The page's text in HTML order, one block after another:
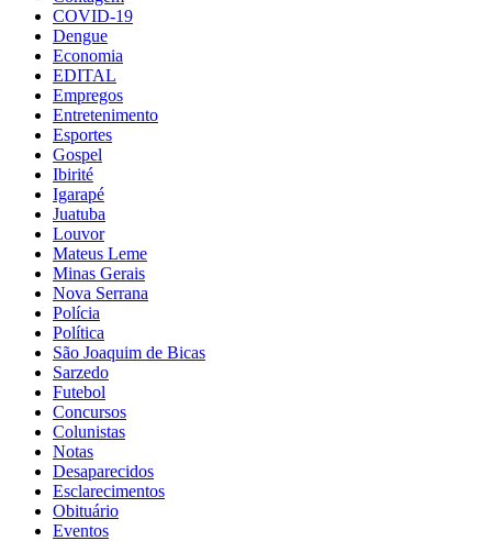
COVID-19
Dengue
Economia
EDITAL
Empregos
Entretenimento
Esportes
Gospel
Ibirité
Igarapé
Juatuba
Louvor
Mateus Leme
Minas Gerais
Nova Serrana
Polícia
Política
São Joaquim de Bicas
Sarzedo
Futebol
Concursos
Colunistas
Notas
Desaparecidos
Esclarecimentos
Obituário
Eventos